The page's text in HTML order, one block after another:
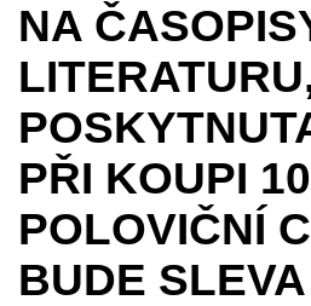
NA
PŘI KOUPI
POLOVIČNÍ
BUDE